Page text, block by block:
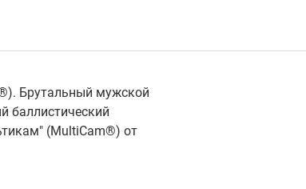
Брутальный мужской
баллистический
(MultiСam®) от